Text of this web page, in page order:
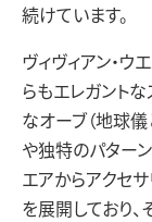
続けています。
ヴィヴィアン・ウ
らもエレガント
なオーブ（地球
や独特のパター
エアからアクセサ
を展開しており